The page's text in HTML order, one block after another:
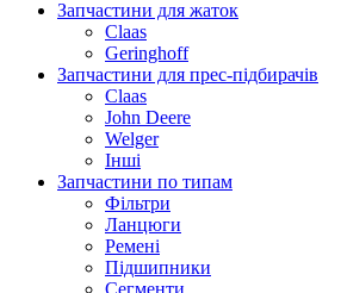
Запчастини для жаток
Claas
Geringhoff
Запчастини для прес-підбирачів
Claas
John Deere
Welger
Інші
Запчастини по типам
Фільтри
Ланцюги
Ремені
Підшипники
Сегменти